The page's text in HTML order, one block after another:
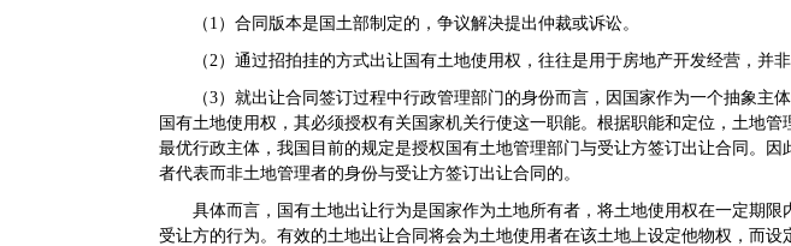
（1）合同版本是国土部制定的，争议解决提出仲裁或诉讼。
（2）通过招拍挂的方式出让国有土地使用权，往往是用于房地产开发经营，并非
（3）就出让合同签订过程中行政管理部门的身份而言，因国家作为一个抽象主
国有土地使用权，其必须授权有关国家机关行使这一职能。根据职能和定位，土地
最优行政主体，我国目前的规定是授权国有土地管理部门与受让方签订出让合同。
者代表而非土地管理者的身份与受让方签订出让合同的。
具体而言，国有土地出让行为是国家作为土地所有者，将土地使用权在一定期
受让方的行为。有效的土地出让合同将会为土地使用者在该土地上设定他物权，而